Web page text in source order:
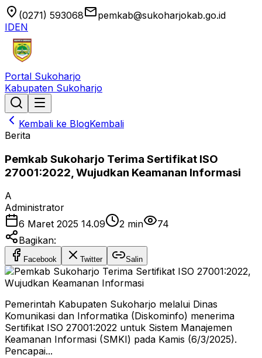
location_on (0271) 593068emailpemkab@sukoharjokab.go.id
IDEN
Portal Sukoharjo
Kabupaten Sukoharjo
Kembali ke BlogKembali
Berita
Pemkab Sukoharjo Terima Sertifikat ISO
27001:2022, Wujudkan Keamanan Informasi
A
Administrator
6 Maret 2025 14.09
2 min
74
Bagikan:
Facebook Twitter Salin
Pemerintah Kabupaten Sukoharjo melalui Dinas
Komunikasi dan Informatika (Diskominfo) menerima
Sertifikat ISO 27001:2022 untuk Sistem Manajemen
Keamanan Informasi (SMKI) pada Kamis (6/3/2025).
Pencapai...